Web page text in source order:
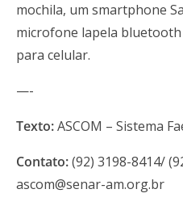
mochila, um smartphone
microfone lapela
para celular.
—-
Texto:ASCOM – Sistema
Contato:(92) 3198-8414/
ascom@senar-am.org.br